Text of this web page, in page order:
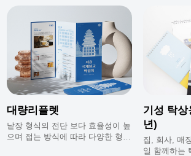
대량리플렛
낱장 형식의 전단 보다 효율성이 높
으며 접는 방식에 따라 다양한 형태
기성 탁상
년)
집, 회사, 매
일 함께하는